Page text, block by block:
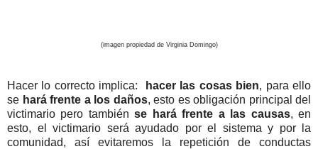
(imagen propiedad de Virginia Domingo)
Hacer lo correcto implica: hacer las cosas bien, para ello
se hará frente a los daños, esto es obligación principal del
victimario pero también se hará frente a las causas, en
esto, el victimario será ayudado por el sistema y por la
comunidad, así evitaremos la repetición de conductas